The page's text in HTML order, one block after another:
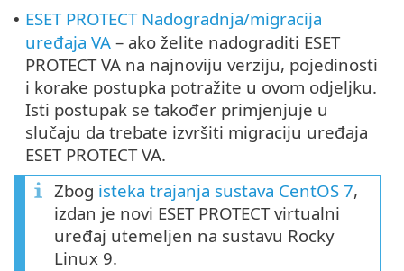
• ESET PROTECT Nadogradnja/migracija
uređaja VA – ako želite nadograditi ESET
PROTECT VA na najnoviju verziju, pojedinosti
i korake postupka potražite u ovom odjeljku.
Isti postupak se također primjenjuje u
slučaju da trebate izvršiti migraciju uređaja
ESET PROTECT VA.
Zbog isteka trajanja sustava CentOS 7,
izdan je novi ESET PROTECT virtualni
uređaj utemeljen na sustavu Rocky
Linux 9.